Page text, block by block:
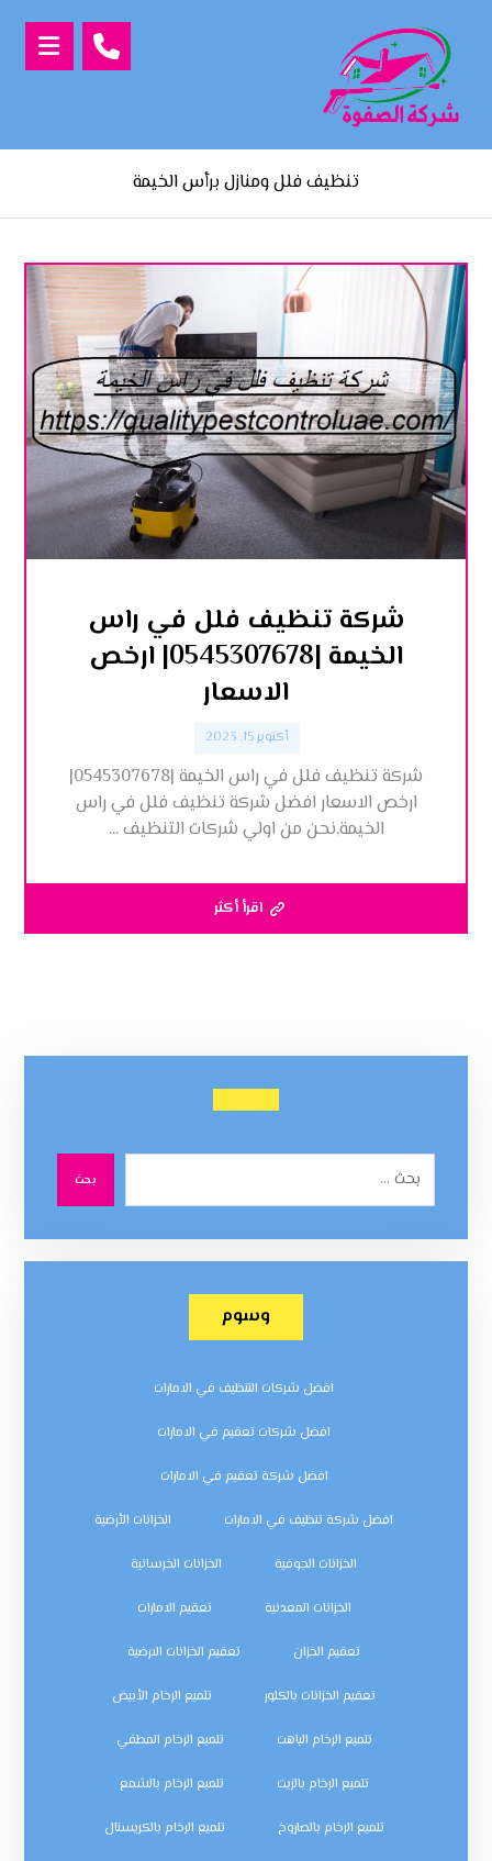
تنظيف فلل ومنازل برأس الخيمة
شركة تنظيف فلل في راس
الخيمة |0545307678| ارخص
الاسعار
أكتوبر 15, 2023
شركة تنظيف فلل في راس الخيمة |0545307678|
ارخص الاسعار افضل شركة تنظيف فلل في راس
الخيمة,نحن من اولي شركات التنظيف ...
اقرأ أكثر
بحث
وسوم
افضل شركات التنظيف في الامارات
افضل شركات تعقيم في الامارات
افضل شركة تعقيم في الامارات
افضل شركة تنظيف في الامارات الخزانات الأرضية
الخزانات الجوفية الخزانات الخرسانية
الخزانات المعدنية تعقيم الامارات
تعقيم الخزان تعقيم الخزانات الارضية
تعقيم الخزانات بالكلور تلميع الرخام الأبيض
تلميع الرخام الباهت تلميع الرخام المطفي
تلميع الرخام بالزيت تلميع الرخام بالشمع
تلميع الرخام بالصاروخ تلميع الرخام بالكريستال